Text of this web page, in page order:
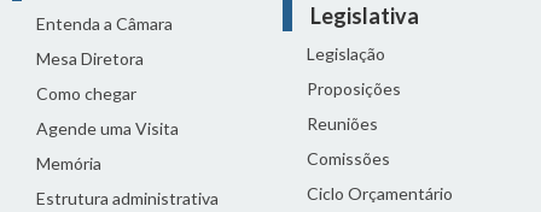
Entenda a Câmara
Mesa Diretora
Como chegar
Agende uma Visita
Memória
Estrutura administrativa
Legislativa
Legislação
Proposições
Reuniões
Comissões
Ciclo Orçamentário